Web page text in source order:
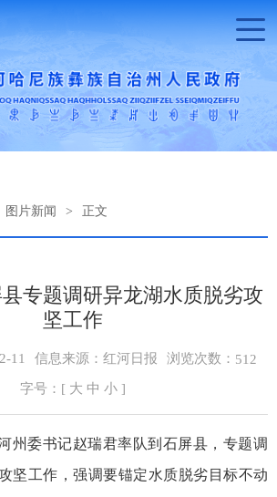
图片新闻 > 正文
专题调研异龙湖水质脱劣攻
坚工作
11 信息来源：红河日报 浏览次数： 512
字号：[ 大 中 小 ]
州委书记赵瑞君率队到石屏县，专题调
坚工作，强调要锚定水质脱劣目标不动